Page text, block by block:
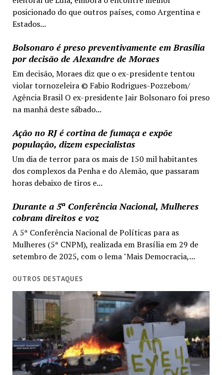
posicionado do que outros países, como Argentina e
Estados...
Bolsonaro é preso preventivamente em Brasília
por decisão de Alexandre de Moraes
Em decisão, Moraes diz que o ex-presidente tentou
violar tornozeleira © Fabio Rodrigues-Pozzebom/
Agência Brasil O ex-presidente Jair Bolsonaro foi preso
na manhã deste sábado...
Ação no RJ é cortina de fumaça e expõe
população, dizem especialistas
Um dia de terror para os mais de 150 mil habitantes
dos complexos da Penha e do Alemão, que passaram
horas debaixo de tiros e...
Durante a 5ª Conferência Nacional, Mulheres
cobram direitos e voz
A 5ª Conferência Nacional de Políticas para as
Mulheres (5ª CNPM), realizada em Brasília em 29 de
setembro de 2025, com o lema "Mais Democracia,...
OUTROS DESTAQUES